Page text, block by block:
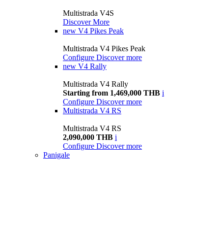
Multistrada V4S
Discover More
new V4 Pikes Peak
Multistrada V4 Pikes Peak
Configure Discover more
new V4 Rally
Multistrada V4 Rally
Starting from 1,469,000 THB i
Configure Discover more
Multistrada V4 RS
Multistrada V4 RS
2,090,000 THB i
Configure Discover more
Panigale